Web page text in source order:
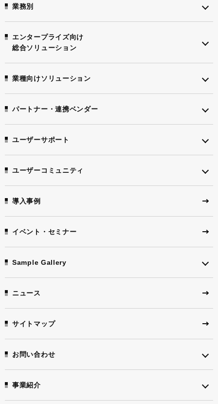
業務別
エンタープライズ向け
総合ソリューション
業種向けソリューション
パートナー・連携ベンダー
ユーザーサポート
ユーザーコミュニティ
導入事例
イベント・セミナー
Sample Gallery
ニュース
サイトマップ
お問い合わせ
事業紹介